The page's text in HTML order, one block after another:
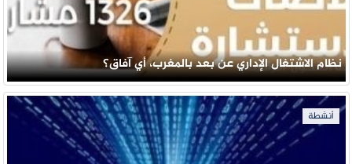
نظام الاشتغال الإداري عن بعد بالمغرب، أي آفاق؟
أنشطة